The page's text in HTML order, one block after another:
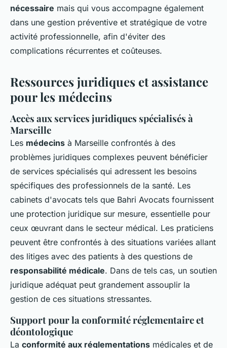
nécessaire mais qui vous accompagne également
dans une gestion préventive et stratégique de votre
activité professionnelle, afin d'éviter des
complications récurrentes et coûteuses.
Ressources juridiques et assistance
pour les médecins
Accès aux services juridiques spécialisés à
Marseille
Les médecins à Marseille confrontés à des
problèmes juridiques complexes peuvent bénéficier
de services spécialisés qui adressent les besoins
spécifiques des professionnels de la santé. Les
cabinets d'avocats tels que Bahri Avocats fournissent
une protection juridique sur mesure, essentielle pour
ceux œuvrant dans le secteur médical. Les praticiens
peuvent être confrontés à des situations variées allant
des litiges avec des patients à des questions de
responsabilité médicale. Dans de tels cas, un soutien
juridique adéquat peut grandement assouplir la
gestion de ces situations stressantes.
Support pour la conformité réglementaire et
déontologique
La conformité aux réglementations médicales et de